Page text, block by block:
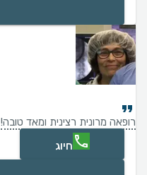
רופאה מרונית רצינית ומאד טובה!
חיוג